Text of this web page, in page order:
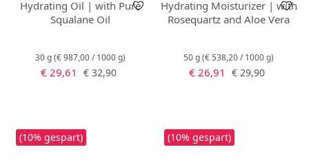
Hydrating Oil | with Pure
Squalane Oil
30 g(€ 987,00 / 1000 g)
Verkaufspreis:
€ 29,61 Regulärer Preis:
€ 32,90
Hydrating Moisturizer | with
Rosequartz and Aloe Vera
50 g(€ 538,20 / 1000 g)
Verkaufspreis:
€ 26,91 Regulärer Preis:
€ 29,90
(10% gespart) (10% gespart)